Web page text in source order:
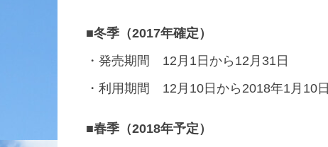
■冬季（2017年確定）
・発売期間 12月1日から12月31日
・利用期間 12月10日から2018年1月10日
■春季（2018年予定）